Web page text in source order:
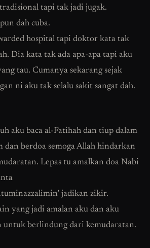
tapi tak jadi jugak.
dah cuba.
hospital tapi doktor kata tak
Dia kata tak ada apa-apa tapi aku
tau. Cumanya sekarang sejak
ni aku tak selalu sakit sangat dah.
aku baca al-Fatihah dan tiup dalam
dan berdoa semoga Allah hindarkan
Lepas tu amalkan doa Nabi
jadikan zikir.
yang jadi amalan aku dan aku
untuk berlindung dari kemudaratan.